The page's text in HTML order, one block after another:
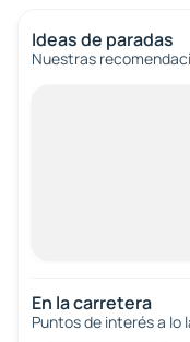
Ideas de paradas
Nuestras
En la carretera
Puntos de interés a lo